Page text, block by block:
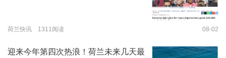
荷兰快讯 1311阅读 08-02
迎来今年第四次热浪！荷兰未来几天最